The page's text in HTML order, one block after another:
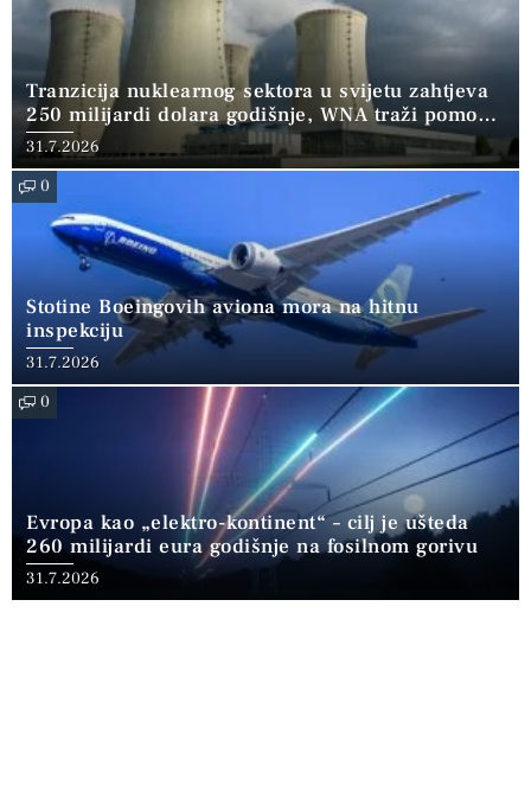
Tranzicija nuklearnog sektora u svijetu zahtjeva
250 milijardi dolara godišnje, WNA traži pomoć
banaka
31.7.2026
0
Stotine Boeingovih aviona mora na hitnu
inspekciju
31.7.2026
0
Evropa kao „elektro-kontinent“ – cilj je ušteda
260 milijardi eura godišnje na fosilnom gorivu
31.7.2026